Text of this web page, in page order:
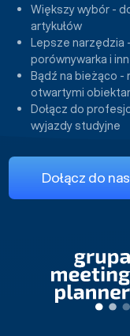
Większy wybór -
artykułów
Lepsze narzędzia
porównywarka i
Bądź na bieżąco
otwartymi
Dołącz do
wyjazdy studyjne
Dołącz do nas